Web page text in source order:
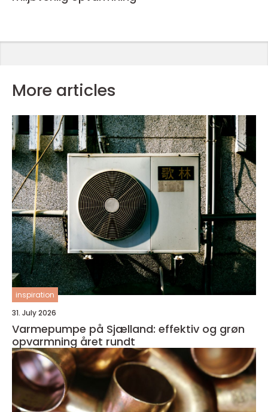
More articles
inspiration
31. July 2026
Varmepumpe på Sjælland: effektiv og grøn
opvarmning året rundt